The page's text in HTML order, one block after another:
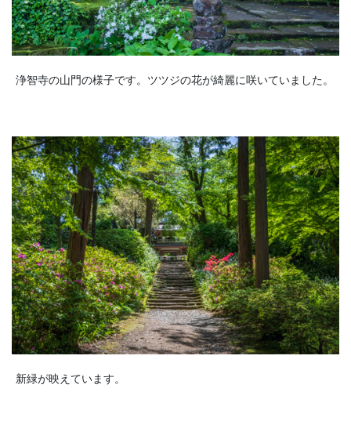
浄智寺の山門の様子です。ツツジの花が綺麗に咲いていました。
新緑が映えています。